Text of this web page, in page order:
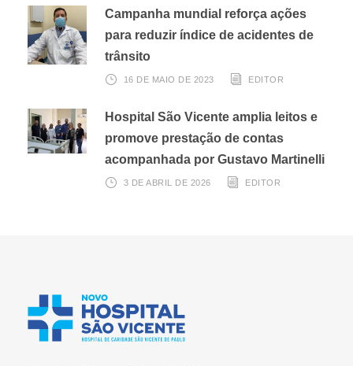
Campanha mundial reforça ações
para reduzir índice de acidentes de
trânsito
16 DE MAIO DE 2023 EDITOR
Hospital São Vicente amplia leitos e
promove prestação de contas
acompanhada por Gustavo Martinelli
3 DE ABRIL DE 2026 EDITOR